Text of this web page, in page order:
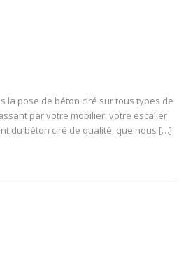
la pose de béton ciré sur tous types de
par votre mobilier, votre escalier
du béton ciré de qualité, que nous […]